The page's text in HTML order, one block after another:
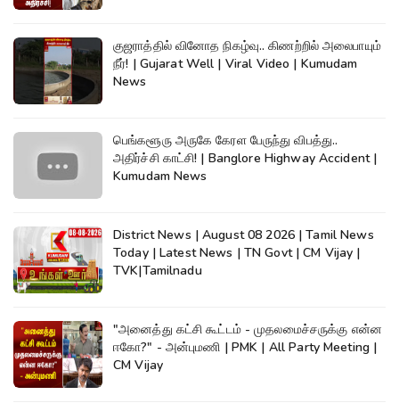
குஜராத்தில் வினோத நிகழ்வு.. கிணற்றில் அலைபாயும்
நீர்! | Gujarat Well | Viral Video | Kumudam
News
பெங்களூரு அருகே கேரள பேருந்து விபத்து..
அதிர்ச்சி காட்சி! | Banglore Highway Accident |
Kumudam News
District News | August 08 2026 | Tamil News
Today | Latest News | TN Govt | CM Vijay |
TVK|Tamilnadu
"அனைத்து கட்சி கூட்டம் - முதலமைச்சருக்கு என்ன
ஈகோ?" - அன்புமணி | PMK | All Party Meeting |
CM Vijay